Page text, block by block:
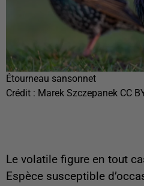
Étourneau sansonnet
Crédit : Marek Szczepanek CC
Le volatile figure en tout
Espèce susceptible